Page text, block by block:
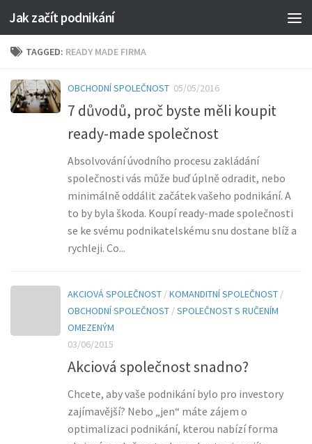
Jak začít podnikání
TAGGED: READY MADE FIRMA
OBCHODNÍ SPOLEČNOST 05/05/2016
7 důvodů, proč byste měli koupit
ready-made společnost
Absolvování úvodního procesu zakládání
společnosti vás může buď úplně odradit, nebo
minimálně oddálit začátek vašeho podnikání. A
to by byla škoda. Koupí ready-made společnosti
se ke svému podnikatelskému snu dostane blíž a
rychleji. Co...
AKCIOVÁ SPOLEČNOST /KOMANDITNÍ SPOLEČNOST /
OBCHODNÍ SPOLEČNOST /SPOLEČNOST S RUČENÍM
OMEZENÝM
03/06/2015
Akciová společnost snadno?
Chcete, aby vaše podnikání bylo pro investory
zajímavější? Nebo „jen“ máte zájem o
optimalizaci podnikání, kterou nabízí forma